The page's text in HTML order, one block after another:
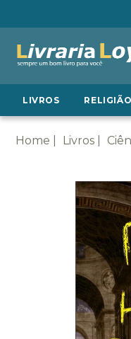
LIVROS
Home Livros